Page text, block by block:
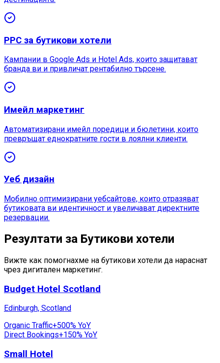
PPC за бутикови хотели
Кампании в Google Ads и Hotel Ads, които защитават
бранда ви и привличат рентабилно търсене.
Имейл маркетинг
Автоматизирани имейл поредици и бюлетини, които
превръщат еднократните гости в лоялни клиенти.
Уеб дизайн
Мобилно оптимизирани уебсайтове, които отразяват
бутиковата ви идентичност и увеличават директните
резервации.
Резултати за Бутикови хотели
Вижте как помогнахме на бутикови хотели да нараснат
чрез дигитален маркетинг.
Budget Hotel Scotland
Edinburgh, Scotland
Organic Traffic+500% YoY
Direct Bookings+150% YoY
Small Hotel